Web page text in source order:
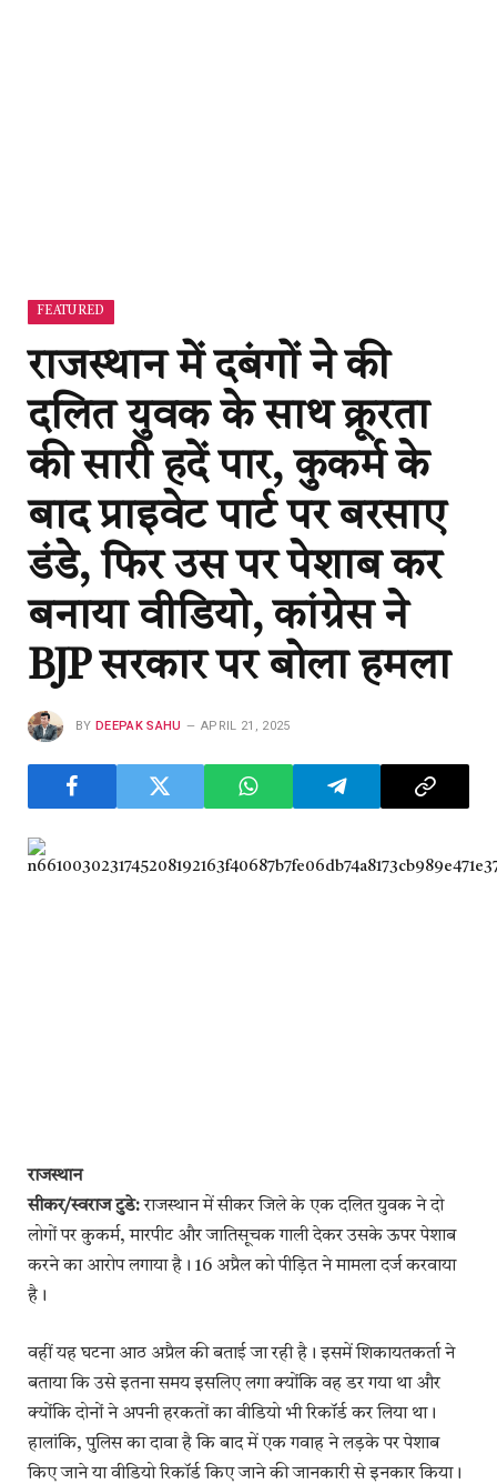
FEATURED
राजस्थान में दबंगों ने की
दलित युवक के साथ क्रूरता
की सारी हदें पार, कुकर्म के
बाद प्राइवेट पार्ट पर बरसाए
डंडे, फिर उस पर पेशाब कर
बनाया वीडियो, कांग्रेस ने
BJP सरकार पर बोला हमला
BY DEEPAK SAHU APRIL 21, 2025
राजस्थान
सीकर/स्वराज टुडे:राजस्थान में सीकर जिले के एक दलित युवक ने दो
लोगों पर कुकर्म, मारपीट और जातिसूचक गाली देकर उसके ऊपर पेशाब
करने का आरोप लगाया है। 16 अप्रैल को पीड़ित ने मामला दर्ज करवाया
है।
वहीं यह घटना आठ अप्रैल की बताई जा रही है। इसमें शिकायतकर्ता ने
बताया कि उसे इतना समय इसलिए लगा क्योंकि वह डर गया था और
क्योंकि दोनों ने अपनी हरकतों का वीडियो भी रिकॉर्ड कर लिया था।
हालांकि, पुलिस का दावा है कि बाद में एक गवाह ने लड़के पर पेशाब
किए जाने या वीडियो रिकॉर्ड किए जाने की जानकारी से इनकार किया।